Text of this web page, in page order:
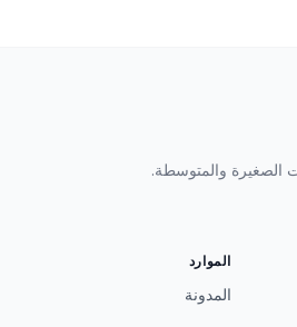
الموارد
المدونة